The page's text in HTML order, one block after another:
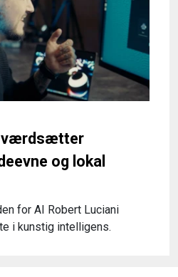
værdsætter
og lokal
for AI Robert Luciani
i kunstig intelligens.